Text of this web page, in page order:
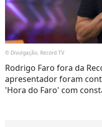
© Divulgação, Record TV
Rodrigo Faro fora da
apresentador foram
'Hora do Faro' com